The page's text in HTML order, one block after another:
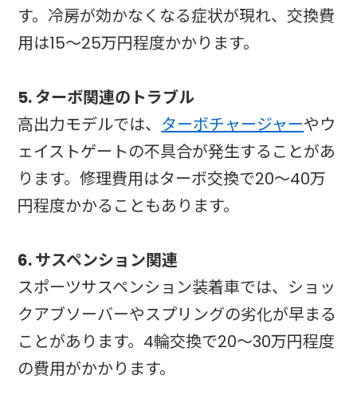
す。冷房が効かなくなる症状が現れ、交換費
用は15〜25万円程度かかります。
5. ターボ関連のトラブル
高出力モデルでは、 ターボチャージャーやウ
ェイストゲートの不具合が発生することがあ
ります。修理費用はターボ交換で20〜40万
円程度かかることもあります。
6. サスペンション関連
スポーツサスペンション装着車では、ショッ
クアブソーバーやスプリングの劣化が早まる
ことがあります。4輪交換で20〜30万円程度
の費用がかかります。